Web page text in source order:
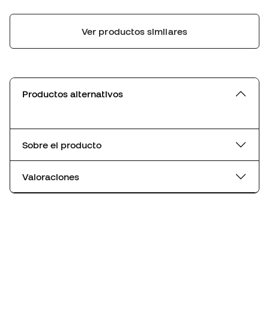
Ver productos similares
Productos alternativos
Sobre el producto
Valoraciones